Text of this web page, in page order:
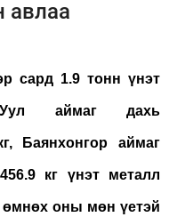
авлаа
сард 1.9 тонн үнэт
Уул аймаг дахь
Баянхонгор аймаг
кг үнэт металл
өмнөх оны мөн үетэй